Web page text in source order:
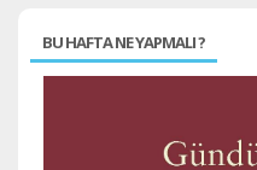
BU HAFTA NE YAPMALI ?